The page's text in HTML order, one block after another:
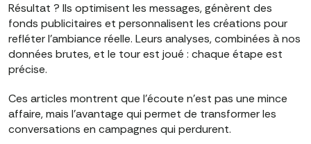
Résultat ? Ils optimisent les messages, génèrent des
fonds publicitaires et personnalisent les créations pour
refléter l'ambiance réelle. Leurs analyses, combinées à nos
données brutes, et le tour est joué : chaque étape est
précise.
Ces articles montrent que l'écoute n'est pas une mince
affaire, mais l'avantage qui permet de transformer les
conversations en campagnes qui perdurent.